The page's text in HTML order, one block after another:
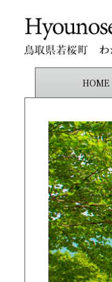
HOME